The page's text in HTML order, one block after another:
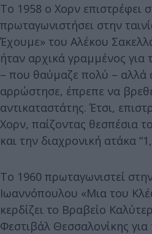
Το 1958 ο Χορν επιστρέφει
πρωταγωνιστήσει στην
Έχουμε» του Αλέκου
ήταν αρχικά γραμμένος για
– που θαύμαζε πολύ – αλλά
αρρώστησε, έπρεπε να
αντικαταστάτης. Έτσι,
Χορν, παίζοντας θεσπέσια
και την διαχρονική ατάκα
Το 1960 πρωταγωνιστεί
Ιωαννόπουλου «Μια του
κερδίζει το Βραβείο
Φεστιβάλ Θεσσαλονίκης